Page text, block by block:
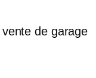
de garage